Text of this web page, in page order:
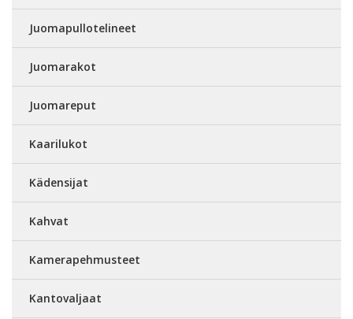
Juomapullotelineet
Juomarakot
Juomareput
Kaarilukot
Kädensijat
Kahvat
Kamerapehmusteet
Kantovaljaat